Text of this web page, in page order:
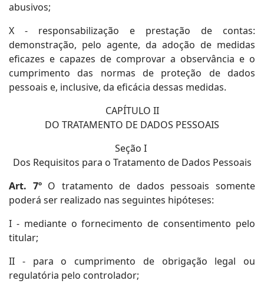
abusivos;
X - responsabilização e prestação de contas:
demonstração, pelo agente, da adoção de medidas
eficazes e capazes de comprovar a observância e o
cumprimento das normas de proteção de dados
pessoais e, inclusive, da eficácia dessas medidas.
CAPÍTULO II
DO TRATAMENTO DE DADOS PESSOAIS
Seção I
Dos Requisitos para o Tratamento de Dados Pessoais
Art. 7ºO tratamento de dados pessoais somente
poderá ser realizado nas seguintes hipóteses:
I - mediante o fornecimento de consentimento pelo
titular;
II - para o cumprimento de obrigação legal ou
regulatória pelo controlador;